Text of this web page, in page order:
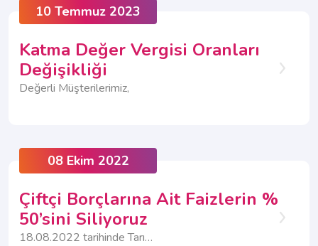
10 Temmuz 2023
Katma Değer Vergisi Oranları
Değişikliği
Değerli Müşterilerimiz,
08 Ekim 2022
Çiftçi Borçlarına Ait Faizlerin %
50’sini Siliyoruz
18.08.2022 tarihinde Tarım Bakanlığı tarafından yayımlanan tarımsal elektrik borçlarına ilişkin tebliğin yürürlüğe girmesiyle, tarımsal faaliyet gösteren müşterilerimize Ziraat Bankası ile faizsiz yatırım ve işletme kredisi verilmesi amaçlanmıştır.